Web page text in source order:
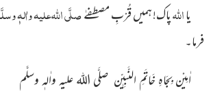
یااللہپاک! ہمیں قُرْبِ مصطفےٰصلَّی اللہ علیہ واٰلہٖ
فرما۔
اٰمِیْن بِجَاہِ خَاتَمِ النَّبِیّٖن صلَّی اللہ علیہ واٰلہٖ وسلَّم